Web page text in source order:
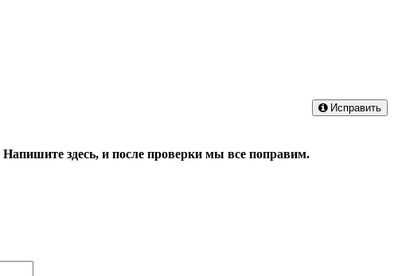
Исправить
Напишите здесь, и после проверки мы все поправим.